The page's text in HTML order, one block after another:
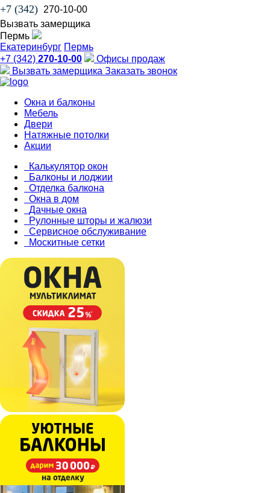
+7 (342) 270-10-00
Вызвать замерщика
Пермь
Екатеринбург Пермь
+7 (342) 270-10-00
Офисы продаж
Вызвать замерщика Заказать звонок
Окна и балконы
Мебель
Двери
Натяжные потолки
Акции
Калькулятор окон
Балконы и лоджии
Отделка балкона
Окна в дом
Дачные окна
Рулонные шторы и жалюзи
Сервисное обслуживание
Москитные сетки